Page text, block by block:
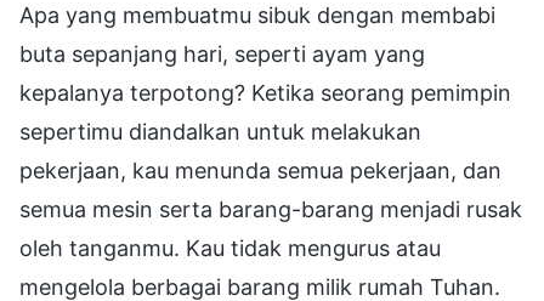
Apa yang membuatmu sibuk dengan membabi
buta sepanjang hari, seperti ayam yang
kepalanya terpotong? Ketika seorang pemimpin
sepertimu diandalkan untuk melakukan
pekerjaan, kau menunda semua pekerjaan, dan
semua mesin serta barang-barang menjadi rusak
oleh tanganmu. Kau tidak mengurus atau
mengelola berbagai barang milik rumah Tuhan.